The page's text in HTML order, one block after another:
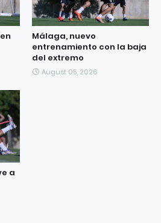
Málaga, nuevo
entrenamiento con la baja
del extremo
August 05, 2026
a